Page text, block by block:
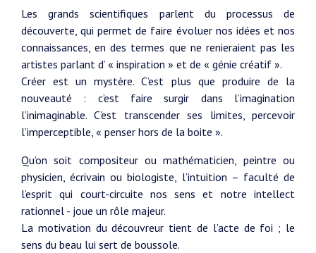
Les grands scientifiques parlent du processus de
découverte, qui permet de faire évoluer nos idées et nos
connaissances, en des termes que ne renieraient pas les
artistes parlant d’ « inspiration » et de « génie créatif ».
Créer est un mystère. C’est plus que produire de la
nouveauté : c’est faire surgir dans l’imagination
l’inimaginable. C’est transcender ses limites, percevoir
l’imperceptible, « penser hors de la boite ».
Qu’on soit compositeur ou mathématicien, peintre ou
physicien, écrivain ou biologiste, l’intuition – faculté de
l’esprit qui court-circuite nos sens et notre intellect
rationnel - joue un rôle majeur.
La motivation du découvreur tient de l’acte de foi ; le
sens du beau lui sert de boussole.